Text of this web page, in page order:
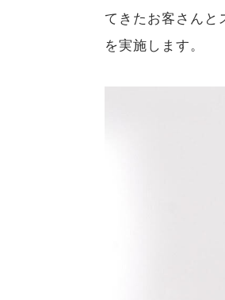
てきたお客さんと
を実施します。